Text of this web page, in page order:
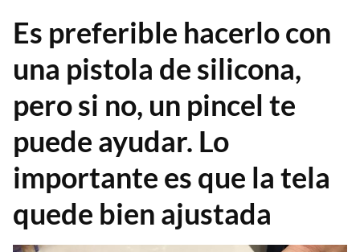
Es preferible hacerlo con
una pistola de silicona,
pero si no, un pincel te
puede ayudar. Lo
importante es que la tela
quede bien ajustada